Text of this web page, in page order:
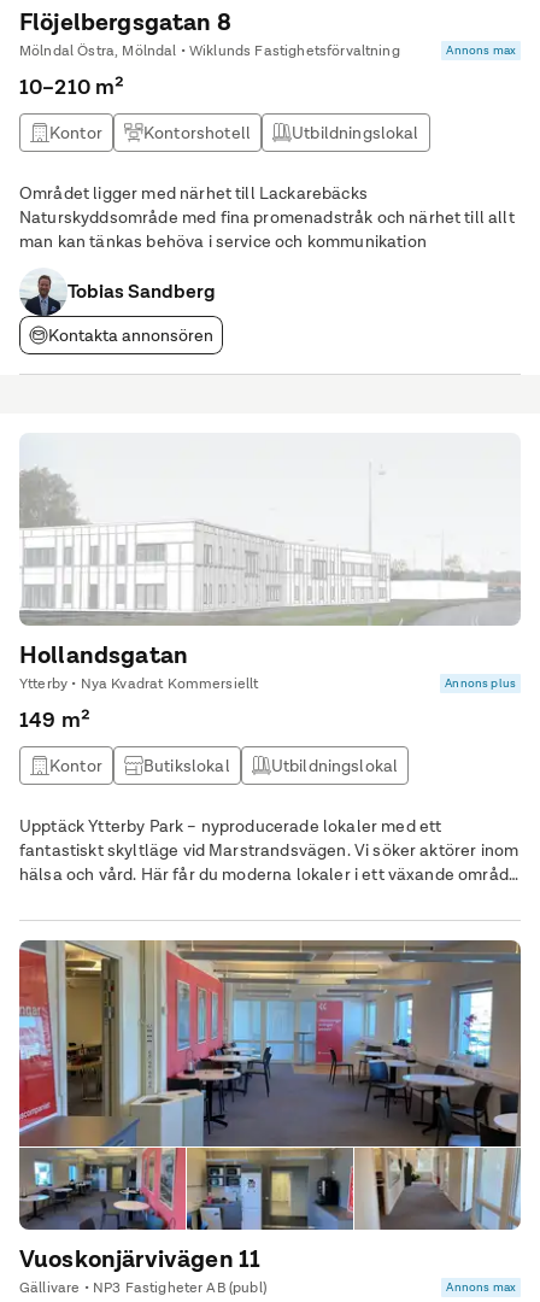
Flöjelbergsgatan 8
Mölndal Östra, Mölndal • Wiklunds Fastighetsförvaltning Annons max
10–210 m²
Kontor Kontorshotell
Utbildningslokal
Området ligger med närhet till Lackarebäcks
Naturskyddsområde med fina promenadstråk och närhet till allt
man kan tänkas behöva i service och kommunikation
Tobias Sandberg
Kontakta annonsören
Hollandsgatan
Ytterby • Nya Kvadrat Kommersiellt Annons plus
149 m²
Kontor Butikslokal
Utbildningslokal
Upptäck Ytterby Park – nyproducerade lokaler med ett
fantastiskt skyltläge vid Marstrandsvägen. Vi söker aktörer inom
hälsa och vård. Här får du moderna lokaler i ett växande område
växande område, med Ytterbys bästa läge!
Vuoskonjärvivägen 11
Gällivare • NP3 Fastigheter AB (publ) Annons max